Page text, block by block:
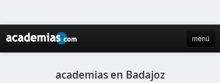
menú
academias en Badajoz